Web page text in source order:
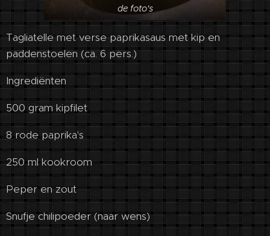
de foto's
Tagliatelle met verse paprikasaus met kip en
paddenstoelen (ca. 6 pers.)
Ingrediënten
500 gram kipfilet
8 rode paprika's
250 ml kookroom
Peper en zout
Snufje chilipoeder (naar wens)